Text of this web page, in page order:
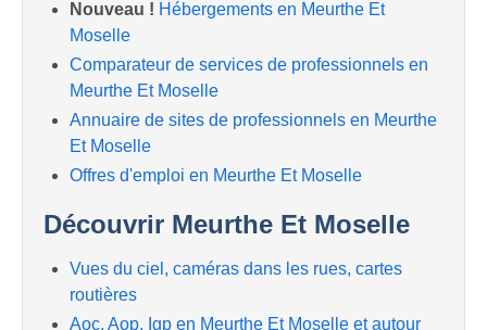
Nouveau ! Hébergements en Meurthe Et
Moselle
Comparateur de services de professionnels en
Meurthe Et Moselle
Annuaire de sites de professionnels en Meurthe
Et Moselle
Offres d'emploi en Meurthe Et Moselle
Découvrir Meurthe Et Moselle
Vues du ciel, caméras dans les rues, cartes
routières
Aoc, Aop, Igp en Meurthe Et Moselle et autour